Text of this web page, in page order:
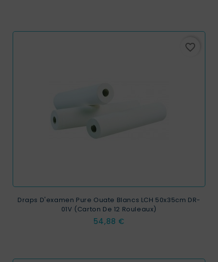
favorite_border
Draps D'examen Pure Ouate Blancs LCH 50x35cm DR-
01V (Carton De 12 Rouleaux)
Prix
54,88 €